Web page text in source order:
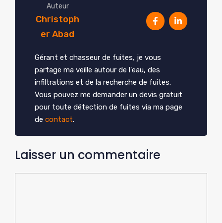
Auteur
Christoph
er Abad
Gérant et chasseur de fuites, je vous
partage ma veille autour de l'eau, des
infiltrations et de la recherche de fuites.
Vous pouvez me demander un devis gratuit
pour toute détection de fuites via ma page
de contact.
Laisser un commentaire